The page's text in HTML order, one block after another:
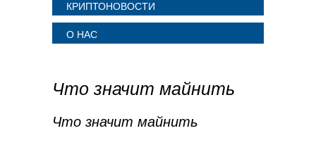
КРИПТОНОВОСТИ
О НАС
Что значит майнить
Что значит майнить